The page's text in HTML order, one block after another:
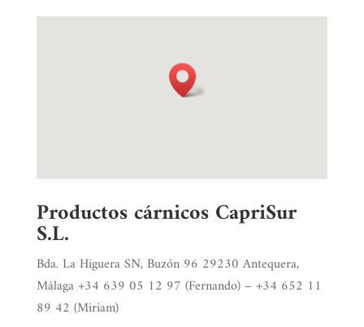
Productos cárnicos CapriSur
S.L.
Bda. La Higuera SN, Buzón 96 29230 Antequera,
Málaga +34 639 05 12 97 (Fernando) – +34 652 11
89 42 (Miriam)